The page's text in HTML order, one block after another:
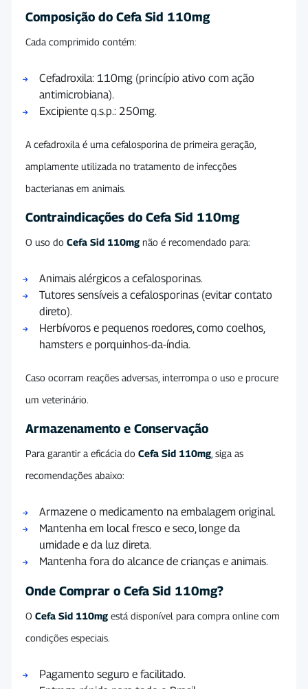
Composição do Cefa Sid 110mg
Cada comprimido contém:
Cefadroxila: 110mg (princípio ativo com ação
antimicrobiana).
Excipiente q.s.p.: 250mg.
A cefadroxila é uma cefalosporina de primeira geração,
amplamente utilizada no tratamento de infecções
bacterianas em animais.
Contraindicações do Cefa Sid 110mg
O uso do Cefa Sid 110mg não é recomendado para:
Animais alérgicos a cefalosporinas.
Tutores sensíveis a cefalosporinas (evitar contato
direto).
Herbívoros e pequenos roedores, como coelhos,
hamsters e porquinhos-da-índia.
Caso ocorram reações adversas, interrompa o uso e procure
um veterinário.
Armazenamento e Conservação
Para garantir a eficácia do Cefa Sid 110mg , siga as
recomendações abaixo:
Armazene o medicamento na embalagem original.
Mantenha em local fresco e seco, longe da
umidade e da luz direta.
Mantenha fora do alcance de crianças e animais.
Onde Comprar o Cefa Sid 110mg?
O Cefa Sid 110mg está disponível para compra online com
condições especiais.
Pagamento seguro e facilitado.